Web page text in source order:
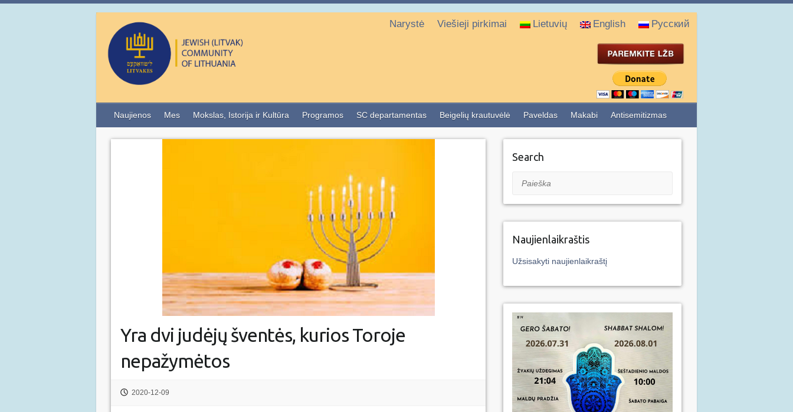
Narystė Viešieji pirkimai Lietuvių English Русский
Naujienos Mes Mokslas, Istorija ir Kultūra Programos SC departamentas Beigelių krautuvėlė Paveldas Makabi Antisemitizmas
Yra dvi judėjų šventės, kurios Toroje
nepažymėtos
2020-12-09
Search
Paieška
Naujienlaikraštis
Užsisakyti naujienlaikraštį